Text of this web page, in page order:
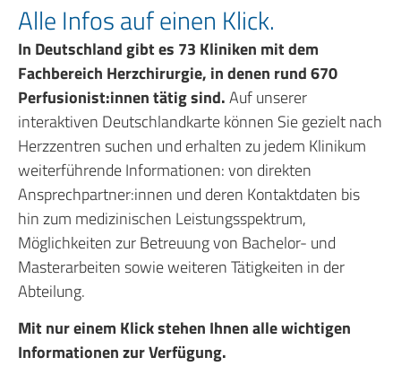
Alle Infos auf einen Klick.
In Deutschland gibt es 73 Kliniken mit dem
Fachbereich Herzchirurgie, in denen rund 670
Perfusionist:innen tätig sind.Auf unserer
interaktiven Deutschlandkarte können Sie gezielt nach
Herzzentren suchen und erhalten zu jedem Klinikum
weiterführende Informationen: von direkten
Ansprechpartner:innen und deren Kontaktdaten bis
hin zum medizinischen Leistungsspektrum,
Möglichkeiten zur Betreuung von Bachelor- und
Masterarbeiten sowie weiteren Tätigkeiten in der
Abteilung.
Mit nur einem Klick stehen Ihnen alle wichtigen
Informationen zur Verfügung.